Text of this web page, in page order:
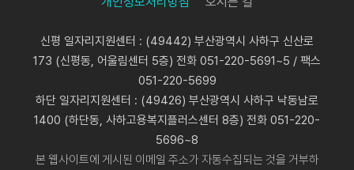
신평 일자리지원센터 : (49442) 부산광역시 사하구 신산로
173 (신평동, 어울림센터 5층) 전화 051-220-5691~5 / 팩스
051-220-5699
하단 일자리지원센터 : (49426) 부산광역시 사하구 낙동남로
1400 (하단동, 사하고용복지플러스센터 8층) 전화 051-220-
5696~8
본 웹사이트에 게시된 이메일 주소가 자동수집되는 것을 거부하